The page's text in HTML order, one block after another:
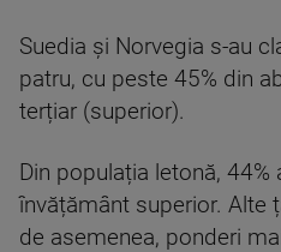
Suedia și Norvegia s-au
patru, cu peste 45% din
terțiar (superior).
Din populația letonă,
învățământ superior. Alte
de asemenea, ponderi